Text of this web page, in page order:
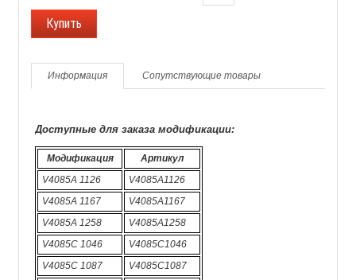
Информация Сопутствующие товары
Доступные для заказа модификации:
Модификация
Артикул
V4085A 1126
V4085A1126
V4085A 1167
V4085A1167
V4085A 1258
V4085A1258
V4085C 1046
V4085C1046
V4085C 1087
V4085C1087